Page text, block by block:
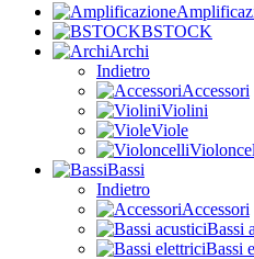
BSTOCK
Archi
Indietro
Accessori
Violini
Viole
Bassi
Indietro
Accessori
Bassi
Bassi